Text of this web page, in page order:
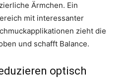
Ärmchen. Ein
mit interessanter
zieht die
und schafft Balance.
optisch